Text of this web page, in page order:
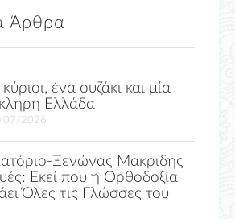
Άρθρα
ένα ουζάκι και μία
Ελλάδα
07/2026
Ξενώνας Μακριδης
Εκεί που η Ορθοδοξία
Όλες τις Γλώσσες του